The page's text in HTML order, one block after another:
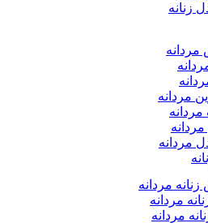
زنانه
مردانه
مردانه
مردانه
مردانه
مردانه